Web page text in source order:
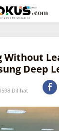
Without
Deep
Dilihat